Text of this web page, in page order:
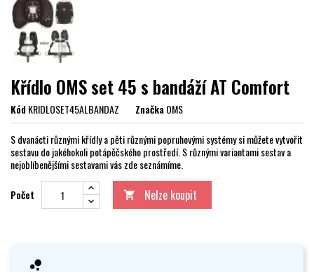
Křídlo OMS set 45 s bandáží AT Comfort
KódKRIDLOSET45ALBANDAZ ZnačkaOMS
S dvanácti různými křídly a pěti různými popruhovými systémy si můžete vytvořit
sestavu do jakéhokoli potápěčského prostředí. S různými variantami sestav a
nejoblíbenějšími sestavami vás zde seznámíme.
Počet  Nelze koupit